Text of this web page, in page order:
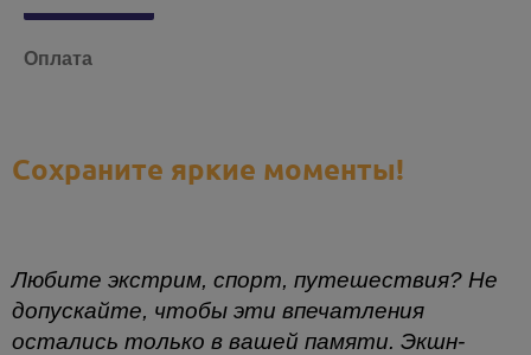
Оплата
Сохраните яркие моменты!
Любите экстрим, спорт, путешествия? Не
допускайте, чтобы эти впечатления
остались только в вашей памяти. Экшн-